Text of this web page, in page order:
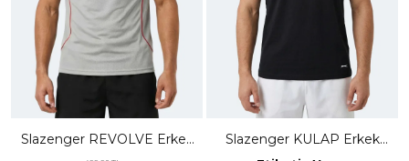
Slazenger REVOLVE Erkek
Slazenger KULAP Erkek